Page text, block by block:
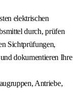
elektrischen
durch, prüfen
Sichtprüfungen,
dokumentieren Ihre
Antriebe,